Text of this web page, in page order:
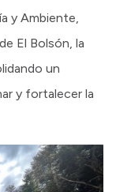
y Ambiente,
El Bolsón, la
un
y fortalecer la